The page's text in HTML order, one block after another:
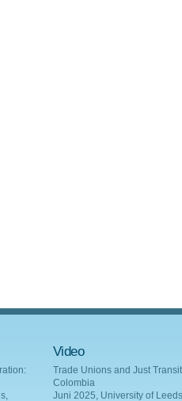
Video
Trade Unions and Just
Colombia
Juni 2025, University of Leeds